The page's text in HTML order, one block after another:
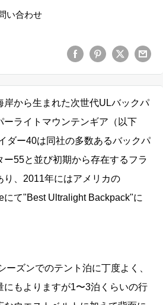
い合わせ
から生まれた次世代ULバックパ
ーライトマウンテンギア（以下
ダー40は同社の多数あるバックパ
ー55と並び初期から存在するフラ
り、2011年にはアメリカの
にて"Best Ultralight Backpack"に
ズンでのテント泊に丁度よく、
にもよりますが1〜3泊くらいの行